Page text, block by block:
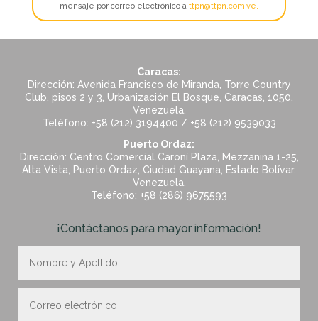
mensaje por correo electrónico a ttpn@ttpn.com.ve.
Caracas:
Dirección: Avenida Francisco de Miranda, Torre Country
Club, pisos 2 y 3, Urbanización El Bosque, Caracas, 1050,
Venezuela.
Teléfono: +58 (212) 3194400 / +58 (212) 9539033
Puerto Ordaz:
Dirección: Centro Comercial Caroní Plaza, Mezzanina 1-25,
Alta Vista, Puerto Ordaz, Ciudad Guayana, Estado Bolívar,
Venezuela.
Teléfono: +58 (286) 9675593
¡Contáctanos para mayor información!